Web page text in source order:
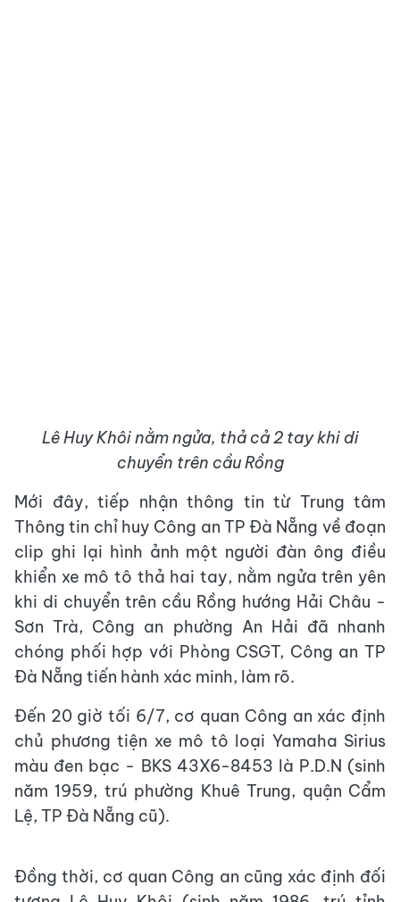
Lê Huy Khôi nằm ngửa, thả cả 2 tay khi di
chuyển trên cầu Rồng
Mới đây, tiếp nhận thông tin từ Trung tâm
Thông tin chỉ huy Công an TP Đà Nẵng về đoạn
clip ghi lại hình ảnh một người đàn ông điều
khiển xe mô tô thả hai tay, nằm ngửa trên yên
khi di chuyển trên cầu Rồng hướng Hải Châu -
Sơn Trà, Công an phường An Hải đã nhanh
chóng phối hợp với Phòng CSGT, Công an TP
Đà Nẵng tiến hành xác minh, làm rõ.
Đến 20 giờ tối 6/7, cơ quan Công an xác định
chủ phương tiện xe mô tô loại Yamaha Sirius
màu đen bạc - BKS 43X6-8453 là P.D.N (sinh
năm 1959, trú phường Khuê Trung, quận Cẩm
Lệ, TP Đà Nẵng cũ).
Đồng thời, cơ quan Công an cũng xác định đối